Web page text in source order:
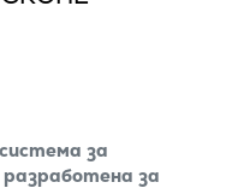
за
за